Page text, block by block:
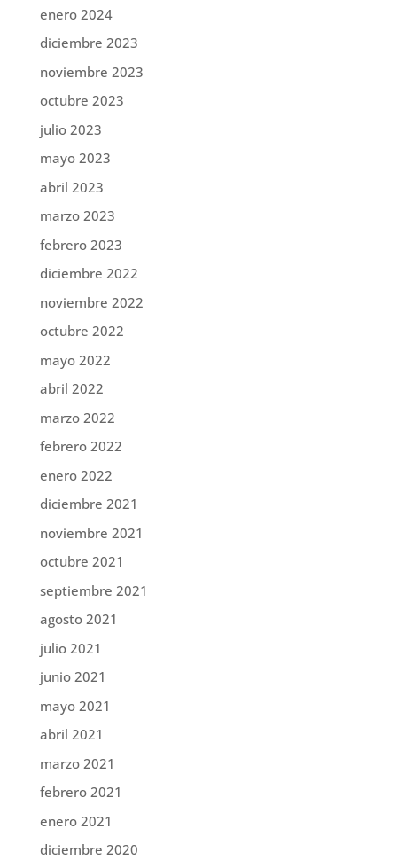
enero 2024
diciembre 2023
noviembre 2023
octubre 2023
julio 2023
mayo 2023
abril 2023
marzo 2023
febrero 2023
diciembre 2022
noviembre 2022
octubre 2022
mayo 2022
abril 2022
marzo 2022
febrero 2022
enero 2022
diciembre 2021
noviembre 2021
octubre 2021
septiembre 2021
agosto 2021
julio 2021
junio 2021
mayo 2021
abril 2021
marzo 2021
febrero 2021
enero 2021
diciembre 2020